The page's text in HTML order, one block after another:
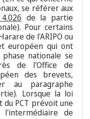
se référer aux
de la partie
Pour certains
de l'ARIPO ou
européen qui ont
nationale se
de l'Office de
des brevets,
au paragraphe
Lorsque la loi
du PCT prévoit une
de